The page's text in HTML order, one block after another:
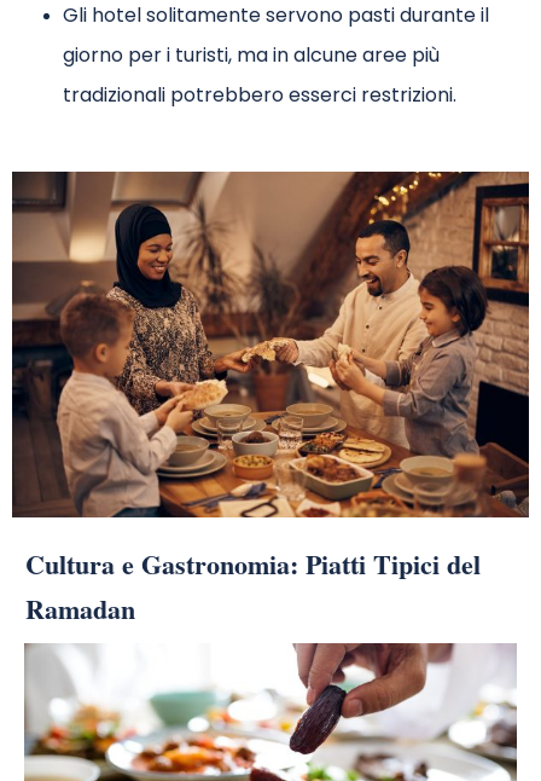
Gli hotel solitamente servono pasti durante il
giorno per i turisti, ma in alcune aree più
tradizionali potrebbero esserci restrizioni.
Cultura e Gastronomia: Piatti Tipici del
Ramadan